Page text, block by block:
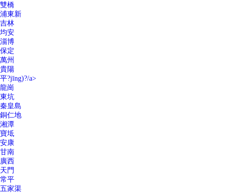
雙橋
浦東新
吉林
均安
淄博
保定
萬州
貴陽
平?jīng)?/a>
龍崗
東坑
秦皇島
銅仁地
湘潭
寶坻
安康
甘南
廣西
天門
常平
五家渠